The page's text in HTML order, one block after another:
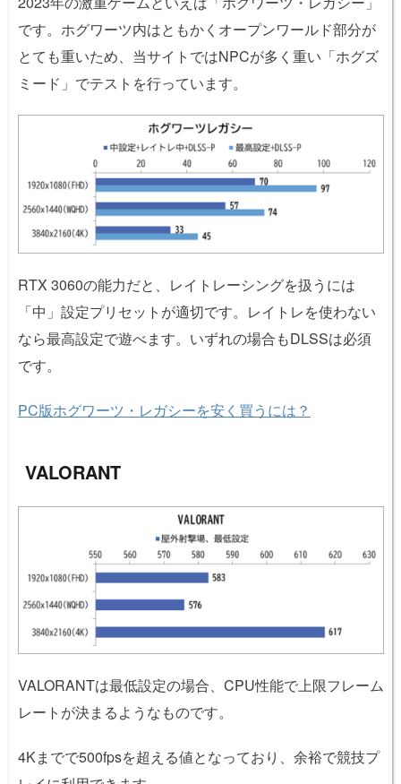
です。ホグワーツ内はともかくオープンワールド部分が
とても重いため、当サイトではNPCが多く重い「ホグズ
ミード」でテストを行っています。
RTX 3060の能力だと、レイトレーシングを扱うには
「中」設定プリセットが適切です。レイトレを使わない
なら最高設定で遊べます。いずれの場合もDLSSは必須
です。
PC版ホグワーツ・レガシーを安く買うには？
VALORANT
VALORANTは最低設定の場合、CPU性能で上限フレーム
レートが決まるようなものです。
4Kまでで500fpsを超える値となっており、余裕で競技プ